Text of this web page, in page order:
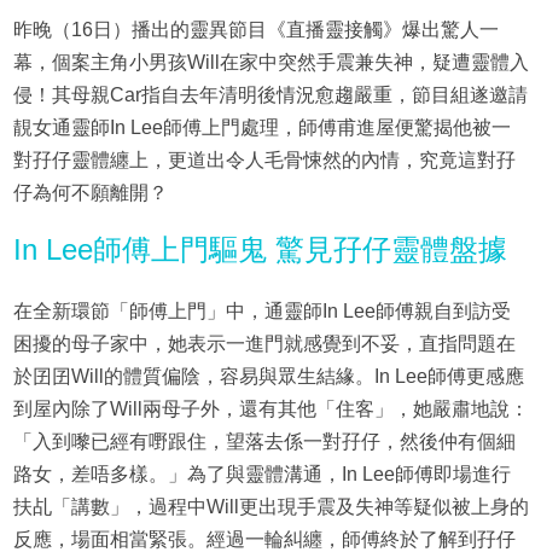
昨晚（16日）播出的靈異節目《直播靈接觸》爆出驚人一
幕，個案主角小男孩Will在家中突然手震兼失神，疑遭靈體入
侵！其母親Car指自去年清明後情況愈趨嚴重，節目組遂邀請
靚女通靈師In Lee師傅上門處理，師傅甫進屋便驚揭他被一
對孖仔靈體纏上，更道出令人毛骨悚然的內情，究竟這對孖
仔為何不願離開？
In Lee師傅上門驅鬼 驚見孖仔靈體盤據
在全新環節「師傅上門」中，通靈師In Lee師傅親自到訪受
困擾的母子家中，她表示一進門就感覺到不妥，直指問題在
於囝囝Will的體質偏陰，容易與眾生結緣。In Lee師傅更感應
到屋內除了Will兩母子外，還有其他「住客」，她嚴肅地說：
「入到嚟已經有嘢跟住，望落去係一對孖仔，然後仲有個細
路女，差唔多樣。」為了與靈體溝通，In Lee師傅即場進行
扶乩「講數」，過程中Will更出現手震及失神等疑似被上身的
反應，場面相當緊張。經過一輪糾纏，師傅終於了解到孖仔